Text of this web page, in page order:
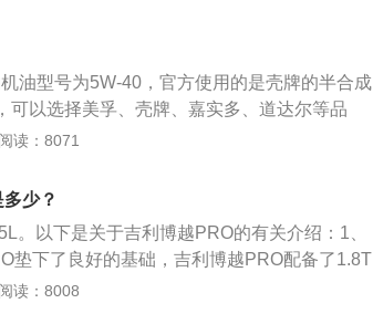
位置为标尺。吉利博越pro涉水时如果进气口低
缸，由于水不像空气那样能够压缩，就会对发
轴等等）造成严重的损坏，所以涉水时深度不
通过加装涉水喉来实现发动机进气口高度,也
涉水的情况，则需要进行安全正确的操作，
；根据前车通过情况，判断水下路况，选择
，循迹低速行驶，切忌突然加速或减速；易
木以及其他车辆的车轮车门等参照物来判断水
可选择其他路线行驶。
油型号为5W-40，官方使用的是壳牌的半合成
可以选择美孚、壳牌、嘉实多、道达尔等品
变化，所以需要格外注意，在低温和高温状
温流动性越好，汽车低温冷启动就会更顺
时的运动粘度，数值越高越能在高温下保持粘
的润滑性能更好。吉利博越pro的机油更换的
，同时也好让机油都回流到油底壳；用扳手拧
机油，直到没有机油不流为止，启动一下发
阅读：8071
少？
。以下是关于吉利博越PRO的有关介绍：1、
垫下了良好的基础，吉利博越PRO配备了1.8T
发动机已经是吉利旗下的“老功臣”，并于201
阅读：8008